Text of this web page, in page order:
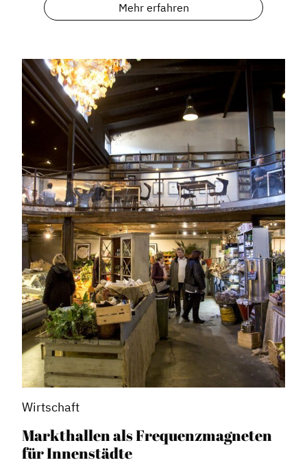
Mehr erfahren
Wirtschaft
Markthallen als Frequenzmagneten
für Innenstädte